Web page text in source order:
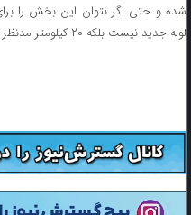
شده و حتی اگر نتوان این بخش را
لوله جدید نیست بلکه ۲۰ کیلومتر مدنظر تعویض می‌شود.